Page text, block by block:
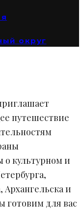
округ
путешествие
о культурном и
и
готовим для вас